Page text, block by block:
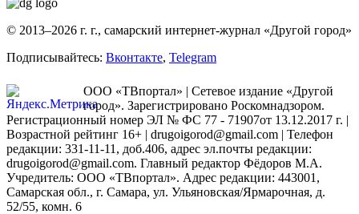
© 2013–2026 г. г., самарский интернет-журнал «Другой город»
Подписывайтесь: Вконтакте, Telegram
ООО «ТВпортал» | Сетевое издание «Другой
город». Зарегистрировано Роскомнадзором.
Регистрационный номер ЭЛ № ФС 77 - 71907от 13.12.2017 г. |
Возрастной рейтинг 16+ | drugoigorod@gmail.com | Телефон
редакции: 331-11-11, доб.406, адрес эл.почты редакции:
drugoigorod@gmail.com. Главный редактор Фёдоров М.А.
Учредитель: ООО «ТВпортал». Адрес редакции: 443001,
Самарская обл., г. Самара, ул. Ульяновская/Ярмарочная, д.
52/55, комн. 6